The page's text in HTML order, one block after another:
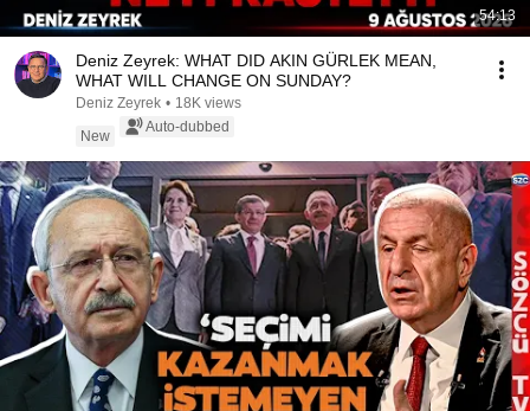
54:13
Deniz Zeyrek: WHAT DID AKIN GÜRLEK MEAN,
WHAT WILL CHANGE ON SUNDAY?
Deniz Zeyrek • 18K views
New
Auto-dubbed